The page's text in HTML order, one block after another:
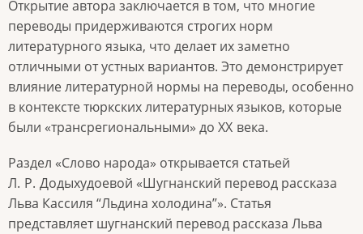
Открытие автора заключается в том, что многие
переводы придерживаются строгих норм
литературного языка, что делает их заметно
отличными от устных вариантов. Это демонстрирует
влияние литературной нормы на переводы, особенно
в контексте тюркских литературных языков, которые
были «трансрегиональными» до XX века.
Раздел «Слово народа» открывается статьей
Л. Р. Додыхудоевой «Шугнанский перевод рассказа
Льва Кассиля “Льдина холодина”». Статья
представляет шугнанский перевод рассказа Льва